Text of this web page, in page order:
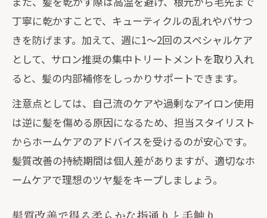
丁寧に乾かすことで、キューティクルの乱れやパサつ
きを防げます。加えて、週に1〜2回のスペシャルケア
として、サロン推奨の集中トリートメントを取り入れ
ると、髪の内部補修をしっかりサポートできます。
注意点としては、自己流のケアや過剰なアイロン使用
は逆に髪を傷める原因になるため、担当スタイリスト
からホームケアのアドバイスを受けるのが安心です。
髪質改善の持続期間は個人差がありますが、適切なホ
ームケアで理想のツヤ髪をキープしましょう。